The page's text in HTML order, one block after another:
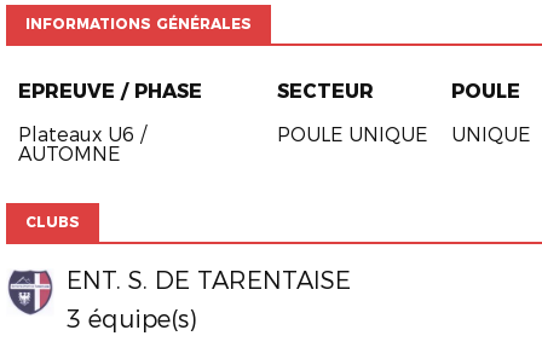
INFORMATIONS GÉNÉRALES
EPREUVE / PHASE SECTEUR
POULE
Plateaux U6 /
AUTOMNE
POULE UNIQUE UNIQUE
CLUBS
ENT. S. DE TARENTAISE
3 équipe(s)